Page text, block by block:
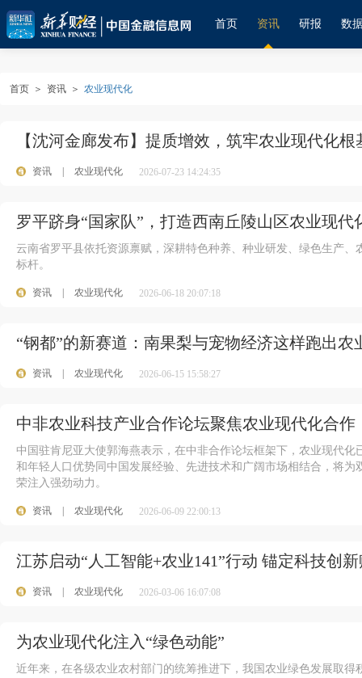
首页 资讯 研报 数
首页 ＞ 资讯 ＞ 农业现代化
【沈河金廊发布】提质增效，筑牢农业现代化
资讯 农业现代化 2026-07-23 14:24:35
罗平跻身“国家队”，打造西南丘陵山区农业现代
云南省罗平县依托资源禀赋，深耕特色种养、种业研发、绿色生产
标杆。
资讯 农业现代化 2026-06-18 20:07:18
“钢都”的新赛道：南果梨与宠物经济这样跑出农
资讯 农业现代化 2026-06-15 15:58:27
中非农业科技产业合作论坛聚焦农业现代化合作
中国驻肯尼亚大使郭海燕表示，在中非合作论坛框架下，农业现代
和年轻人口优势同中国发展经验、先进技术和广阔市场相结合，将
荣注入强劲动力。
资讯 农业现代化 2026-06-09 22:00:13
江苏启动“人工智能+农业141”行动 锚定科技创
资讯 农业现代化 2026-03-06 16:07:08
为农业现代化注入“绿色动能”
近年来，在各级农业农村部门的统筹推进下，我国农业绿色发展取